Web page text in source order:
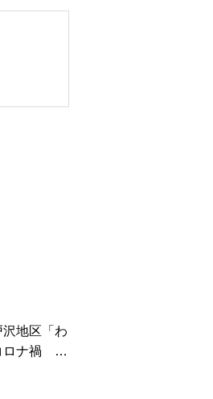
沢地区「わ
ロナ禍 地